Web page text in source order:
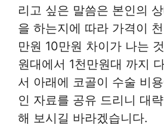
리고 싶은 말씀은 본인의
을 하는지에 따라 가격이
만원 10만원 차이가 나는
원대에서 1천만원대 까지
서 아래에 코골이 수술 비
인 자료를 공유 드리니 대
해 보시길 바라겠습니다.